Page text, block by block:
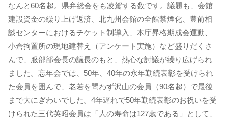
なんと60名超。県弁総会をも凌駕する数です。議題も、会館
建設資金の繰り上げ返済、北九州会館の全館禁煙化、豊前相
談センターにおけるチケット制導入、本庁昇格期成会運動、
小倉拘置所の現地建替え（アンケート実施）など盛りだくさ
んで、服部部会長の議長のもと、熱心な討議が繰り広げられ
ました。忘年会では、50年、40年の永年勤続表彰を受けられ
た会員を囲んで、老若を問わず沢山の会員（90名超）で最後
まで大にぎわいでした。4年遅れで50年勤続表彰のお祝いを受
けられた三代英昭会員は「人の寿命は127歳である」として、